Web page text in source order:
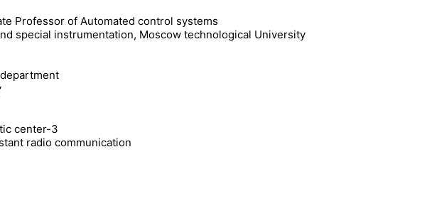
Professor of Automated control systems
special instrumentation, Moscow technological University
center-3
radio communication